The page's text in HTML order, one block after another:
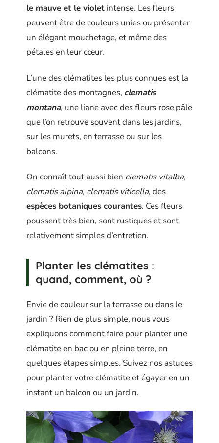
le mauve et le violet intense. Les fleurs
peuvent être de couleurs unies ou présenter
un élégant mouchetage, et même des
pétales en leur cœur.
L’une des clématites les plus connues est la
clématite des montagnes, clematis
montana, une liane avec des fleurs rose pâle
que l’on retrouve souvent dans les jardins,
sur les murets, en terrasse ou sur les
balcons.
On connaît tout aussi bien clematis vitalba,
clematis alpina, clematis viticella, des
espèces botaniques courantes. Ces fleurs
poussent très bien, sont rustiques et sont
relativement simples d’entretien.
Planter les clématites :
quand, comment, où ?
Envie de couleur sur la terrasse ou dans le
jardin ? Rien de plus simple, nous vous
expliquons comment faire pour planter une
clématite en bac ou en pleine terre, en
quelques étapes simples. Suivez nos astuces
pour planter votre clématite et égayer en un
instant un balcon ou un jardin.